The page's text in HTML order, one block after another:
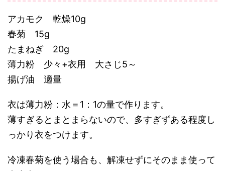
アカモク 乾燥10g
春菊 15g
たまねぎ 20g
薄力粉 少々+衣用 大さじ5～
揚げ油 適量
衣は薄力粉：水＝1：1の量で作ります。
薄すぎるとまとまらないので、多すぎずある程度し
っかり衣をつけます。
冷凍春菊を使う場合も、解凍せずにそのまま使って